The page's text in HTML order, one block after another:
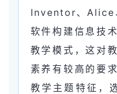
Inventor、Alice
软件构建信息技
教学模式，这对
素养有较高的要
教学主题特征，